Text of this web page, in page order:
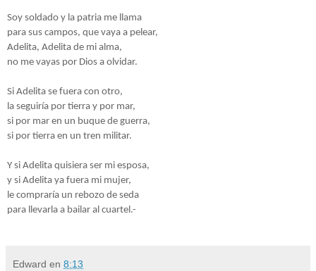
Soy soldado y la patria me llama
para sus campos, que vaya a pelear,
Adelita, Adelita de mi alma,
no me vayas por Dios a olvidar.
Si Adelita se fuera con otro,
la seguiría por tierra y por mar,
si por mar en un buque de guerra,
si por tierra en un tren militar.
Y si Adelita quisiera ser mi esposa,
y si Adelita ya fuera mi mujer,
le compraría un rebozo de seda
para llevarla a bailar al cuartel.-
Edward en 8:13